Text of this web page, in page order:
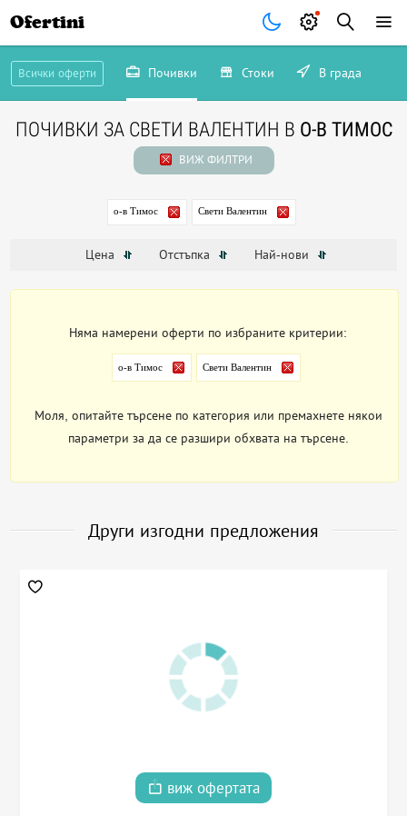
Ofertini
Всички оферти Почивки Стоки В града
ПОЧИВКИ ЗА СВЕТИ ВАЛЕНТИН В О-В ТИМОС
ВИЖ ФИЛТРИ
о-в Тимос Свети Валентин
Цена Отстъпка Най-нови
Няма намерени оферти по избраните критерии:
о-в Тимос Свети Валентин
Моля, опитайте търсене по категория или премахнете някои
параметри за да се разшири обхвата на търсене.
Други изгодни предложения
виж офертата